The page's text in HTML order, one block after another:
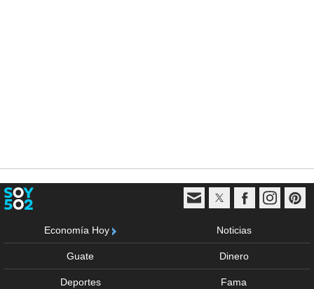
Economía Hoy Noticias
Guate Dinero
Deportes Fama